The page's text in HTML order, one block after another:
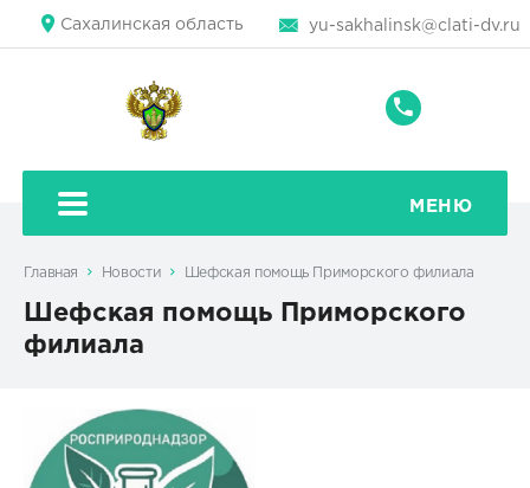
Сахалинская область yu-sakhalinsk@clati-dv.ru
+7
43-
71
МЕНЮ
Главная Новости Шефская помощь Приморского филиала
Шефская помощь Приморского
филиала